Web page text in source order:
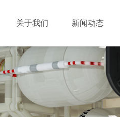
关于我们 新闻动态